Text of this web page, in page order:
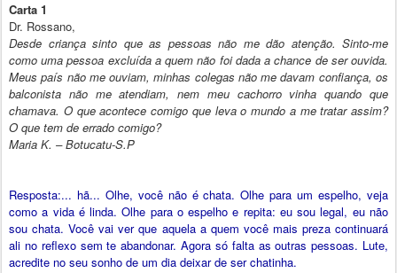
Carta 1
Dr. Rossano,
Desde criança sinto que as pessoas não me dão atenção. Sinto-me
como uma pessoa excluída a quem não foi dada a chance de ser ouvida.
Meus país não me ouviam, minhas colegas não me davam confiança, os
balconista não me atendiam, nem meu cachorro vinha quando que
chamava. O que acontece comigo que leva o mundo a me tratar assim?
O que tem de errado comigo?
Maria K. – Botucatu-S.P
Resposta:... hã... Olhe, você não é chata. Olhe para um espelho, veja
como a vida é linda. Olhe para o espelho e repita: eu sou legal, eu não
sou chata. Você vai ver que aquela a quem você mais preza continuará
ali no reflexo sem te abandonar. Agora só falta as outras pessoas. Lute,
acredite no seu sonho de um dia deixar de ser chatinha.